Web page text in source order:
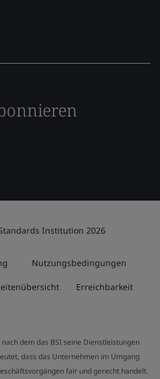
Institution 2026
Nutzungsbedingungen
Erreichbarkeit
dem das BSI seine Dienstleistungen
dass das Unternehmen im Umgang
fair und gerecht handelt.